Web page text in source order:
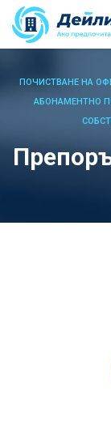
ПОЧИСТВАНЕ НА
АБОНАМЕНТНО